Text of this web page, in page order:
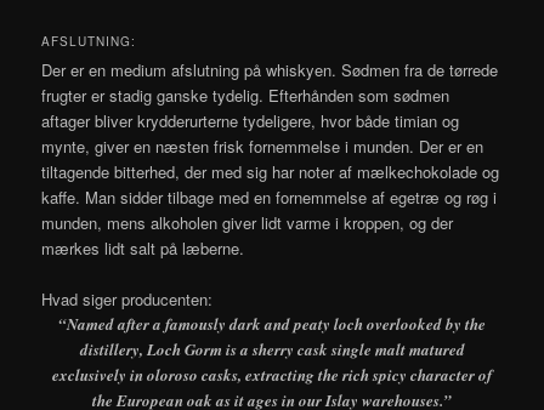
AFSLUTNING:
Der er en medium afslutning på whiskyen. Sødmen fra de tørrede
frugter er stadig ganske tydelig. Efterhånden som sødmen
aftager bliver krydderurterne tydeligere, hvor både timian og
mynte, giver en næsten frisk fornemmelse i munden. Der er en
tiltagende bitterhed, der med sig har noter af mælkechokolade og
kaffe. Man sidder tilbage med en fornemmelse af egetræ og røg i
munden, mens alkoholen giver lidt varme i kroppen, og der
mærkes lidt salt på læberne.
Hvad siger producenten:
“Named after a famously dark and peaty loch overlooked by the
distillery, Loch Gorm is a sherry cask single malt matured
exclusively in oloroso casks, extracting the rich spicy character of
the European oak as it ages in our Islay warehouses.”